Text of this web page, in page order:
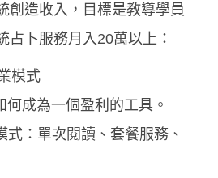
創造收入，目標是教導學員
占卜服務月入20萬以上：
模式
成為一個盈利的工具。
式：單次閱讀、套餐服務、